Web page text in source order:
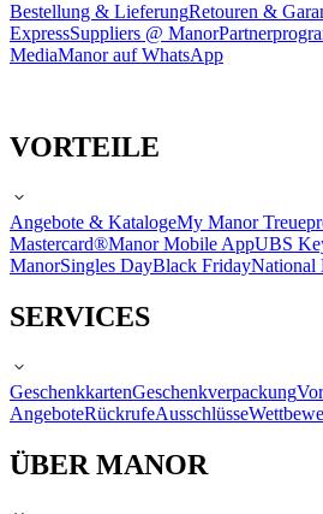
Bestellung & LieferungRetouren &
ExpressSuppliers @ Manor
MediaManor auf WhatsApp
VORTEILE
Angebote & KatalogeMy Manor
Mastercard®Manor Mobile AppUBS
ManorSingles DayBlack FridayNational
SERVICES
GeschenkkartenGeschenkverpackung
AngeboteRückrufeAusschlüsse
ÜBER MANOR